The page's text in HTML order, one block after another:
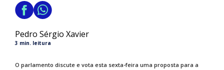
Pedro Sérgio Xavier
3 min. leitura
O parlamento discute e vota esta sexta-feira uma proposta para a